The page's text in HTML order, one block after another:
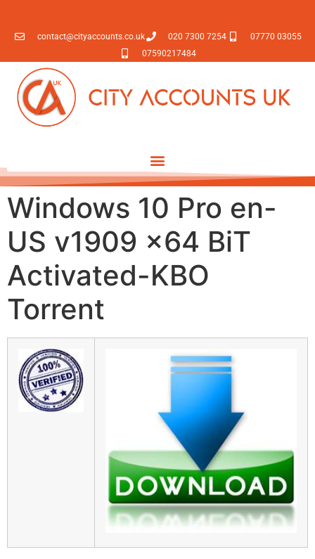
contact@cityaccounts.co.uk 020 7300 7254
07770 03055
07590217484
Windows 10 Pro en-
US v1909 x64 BiT
Activated-KBO
Torrent